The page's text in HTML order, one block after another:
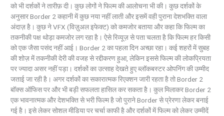
को भी दर्शकों ने तारीफ़ दी। कुछ लोगों ने फिल्म की आलोचना भी की। कुछ दर्शकों के
अनुसार Border 2 कहानी में कुछ नया नहीं लाती और इसमें वही पुराना देशभक्ति वाला
अंदाज़ है। कुछ ने VFX (विज़ुअल इफेक्ट) को कमजोर बताया और कहा कि फिल्म का
तकनीकी पक्ष थोड़ा कमजोर लग रहा है। ऐसे रिव्यूज़ से पता चलता है कि फिल्म हर किसी
को एक जैसा पसंद नहीं आई। Border 2 का पहला दिन अच्छा रहा। कई शहरों में सुबह
की शोज़ में तकनीकी देरी की वजह से रद्दीकरण हुआ, लेकिन इससे फिल्म की लोकप्रियता
पर ज्यादा असर नहीं पड़ा। दर्शकों का उत्साह देखते हुए ब्लॉकबस्टर ओपनिंग की उम्मीद
जताई जा रही है। अगर दर्शकों का सकारात्मक रिएक्शन जारी रहता है तो Border 2
बॉक्स ऑफिस पर और भी बड़ी सफलता हासिल कर सकता है। कुल मिलाकर Border 2
एक भावनात्मक और देशभक्ति से भरी फिल्म है जो पुराने Border से प्रेरणा लेकर बनाई
गई है। इसे लेकर सोशल मीडिया पर चर्चा काफी है और दर्शकों में फिल्म को लेकर उम्मीदें